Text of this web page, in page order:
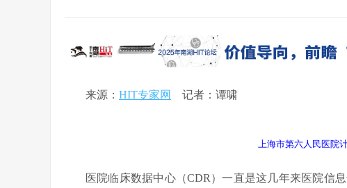
来源： HIT专家网 记者：谭啸
上海市第六人民医院
医院临床数据中心（CDR）一直是这几年来医院信